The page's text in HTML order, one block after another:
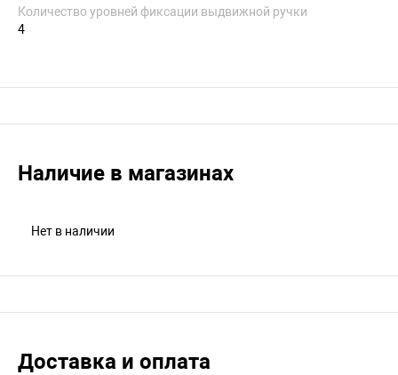
Количество уровней фиксации выдвижной ручки
4
Наличие в магазинах
Нет в наличии
Доставка и оплата